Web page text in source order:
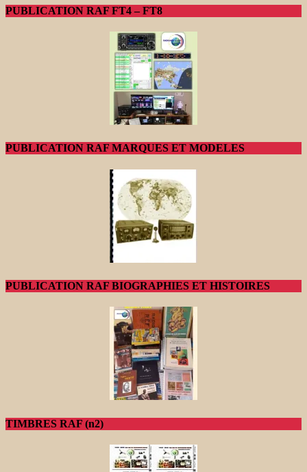
PUBLICATION RAF FT4 – FT8
PUBLICATION RAF MARQUES ET MODELES
PUBLICATION RAF BIOGRAPHIES ET HISTOIRES
TIMBRES RAF (n2)